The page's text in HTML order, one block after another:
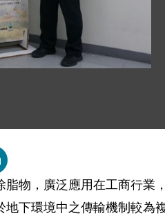
會相片 .jpg
連結
印本頁
脂物，廣泛應用在工商行業
地下環境中之傳輸機制較為